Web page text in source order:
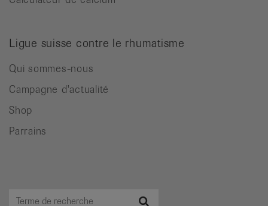
Ligue suisse contre le rhumatisme
Qui sommes-nous
Campagne d'actualité
Shop
Parrains
Terme